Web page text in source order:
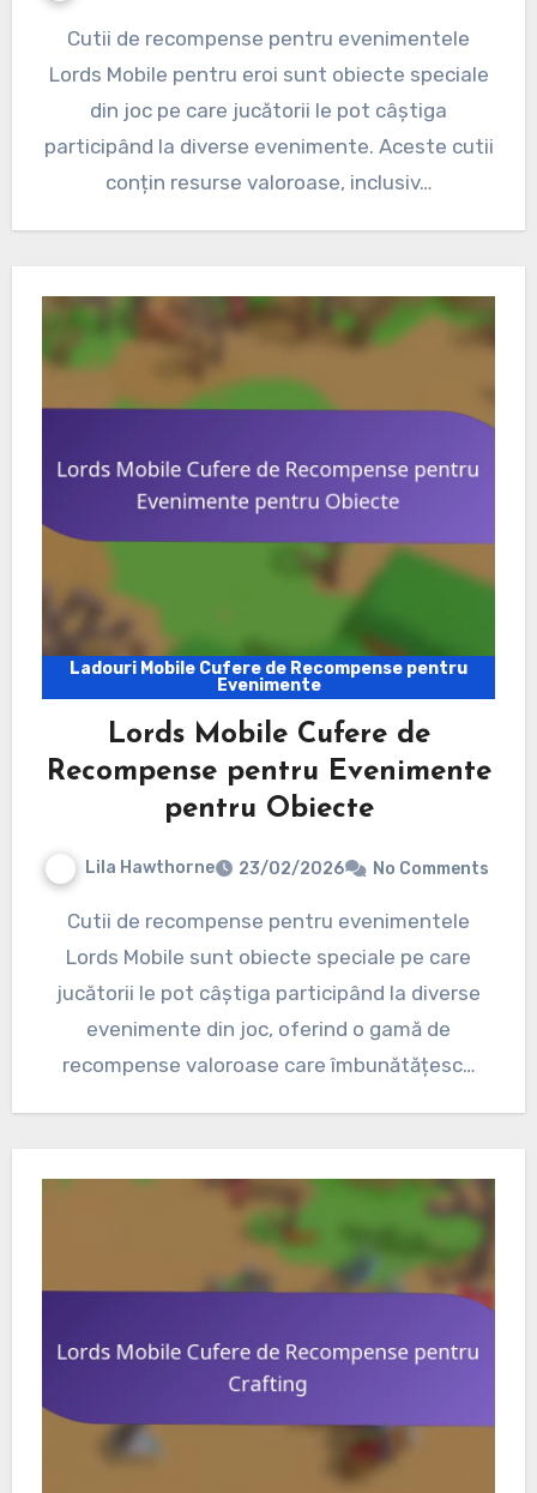
Cutii de recompense pentru evenimentele
Lords Mobile pentru eroi sunt obiecte speciale
din joc pe care jucătorii le pot câștiga
participând la diverse evenimente. Aceste cutii
conțin resurse valoroase, inclusiv…
Ladouri Mobile Cufere de Recompense pentru
Evenimente
Lords Mobile Cufere de
Recompense pentru Evenimente
pentru Obiecte
Lila Hawthorne 23/02/2026 No Comments
Cutii de recompense pentru evenimentele
Lords Mobile sunt obiecte speciale pe care
jucătorii le pot câștiga participând la diverse
evenimente din joc, oferind o gamă de
recompense valoroase care îmbunătățesc…